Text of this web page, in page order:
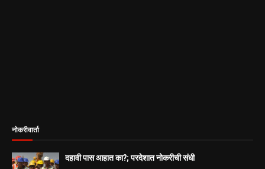
नोकरीवार्ता
दहावी पास आहात का?; परदेशात नोकरीची संधी